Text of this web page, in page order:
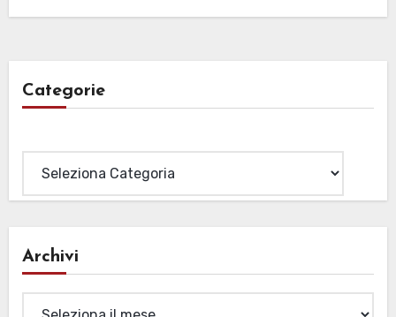
Categorie
Archivi